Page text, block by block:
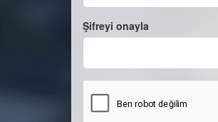
Şifreyi onayla